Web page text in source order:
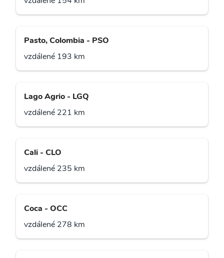
Pasto, Colombia - PSO
vzdálené 193 km
Lago Agrio - LGQ
vzdálené 221 km
Cali - CLO
vzdálené 235 km
Coca - OCC
vzdálené 278 km